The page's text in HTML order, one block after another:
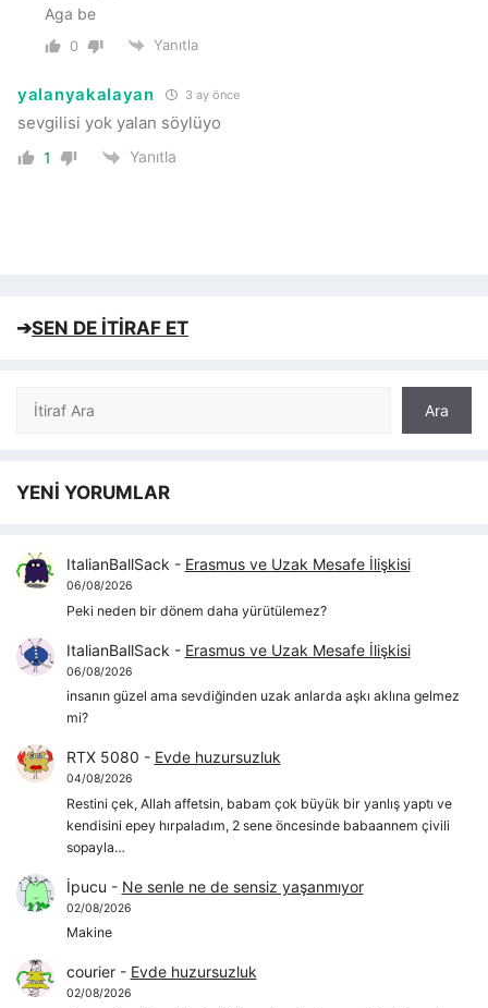
Aga be
0 Yanıtla
yalanyakalayan 3 ay önce
sevgilisi yok yalan söylüyo
1 Yanıtla
➔SEN DE İTİRAF ET
Ara
Ara
YENİ YORUMLAR
ItalianBallSack - Erasmus ve Uzak Mesafe İlişkisi
06/08/2026
Peki neden bir dönem daha yürütülemez?
ItalianBallSack - Erasmus ve Uzak Mesafe İlişkisi
06/08/2026
insanın güzel ama sevdiğinden uzak anlarda aşkı aklına gelmez
mi?
RTX 5080 - Evde huzursuzluk
04/08/2026
Restini çek, Allah affetsin, babam çok büyük bir yanlış yaptı ve
kendisini epey hırpaladım, 2 sene öncesinde babaannem çivili
sopayla…
İpucu - Ne senle ne de sensiz yaşanmıyor
02/08/2026
Makine
courier- Evde huzursuzluk
02/08/2026